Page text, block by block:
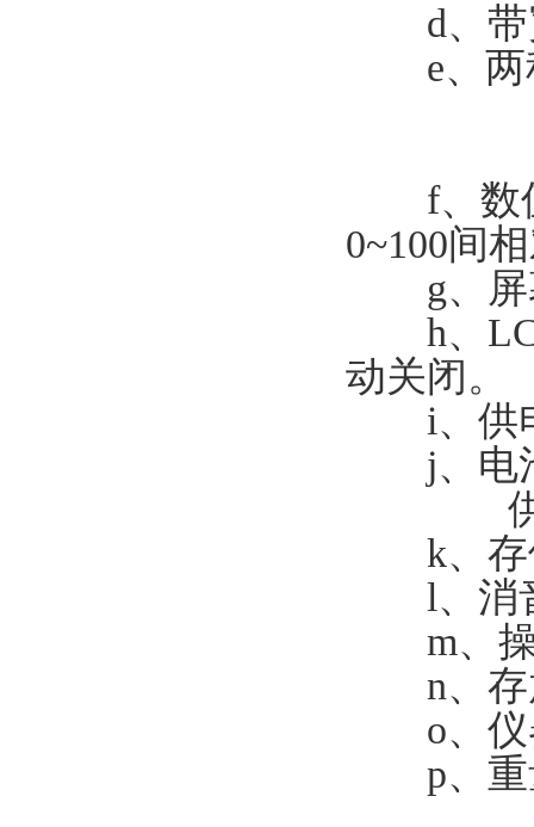
d、带
e、两
f、数值
0~100间
g、屏
h、LCD
动关闭。
i、供电
j、电
供电工
k、存储
l、消音
m、操
n、存
o、仪器
p、重量